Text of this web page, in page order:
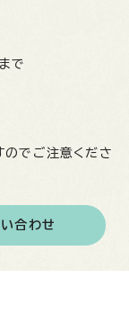
で
のでご注意くださ
合わせ